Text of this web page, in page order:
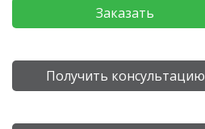
Заказать
Получить консультацию